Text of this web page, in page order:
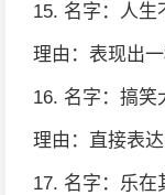
15. 名字：人生
理由：表现出
16. 名字：搞笑
理由：直接表
17. 名字：乐在